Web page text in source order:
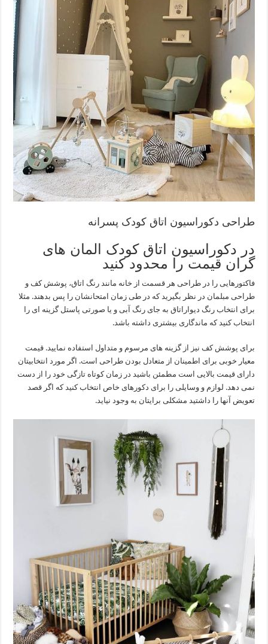
طراحی دکوراسیون اتاق کودک پسرانه
در دکوراسیون اتاق کودک المان های
گران قیمت را محدود کنید
فاکتورهایی را در طراحی هر قسمت از خانه مانند رنگ اتاق، پوشش کف و
طراحی مبلمان در نظر بگیرید که در طی زمان امتحانشان را پس بدهند. مثلا
برای انتخاب رنگ دیواراتاق به جای رنگ آبی و یا صورتی پاستل گزینه ای را
انتخاب کنید که ماندگاری بیشتری داشته باشد.
برای پوشش کف نیز از گزینه های مرسوم و متداول استفاده نمایید. قیمت
معیار خوبی برای اطمینان از متعادل بودن طراحی است. اگر مورد انتخابیتان
دارای قیمت بالایی است مطمئن باشید در زمان کوتاه تازگی خود را از دست
نمی دهد. لوازم و وسایلی را برای دکورهای خاص انتخاب کنید که اگر قصد
تعویض آنها را داشتید مشکلی برایتان به وجود نیاید.